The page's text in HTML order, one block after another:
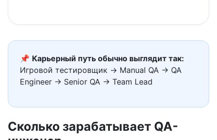
📌 Карьерный путь обычно выглядит так:
Игровой тестировщик → Manual QA → QA
Engineer → Senior QA → Team Lead
Сколько зарабатывает QA-